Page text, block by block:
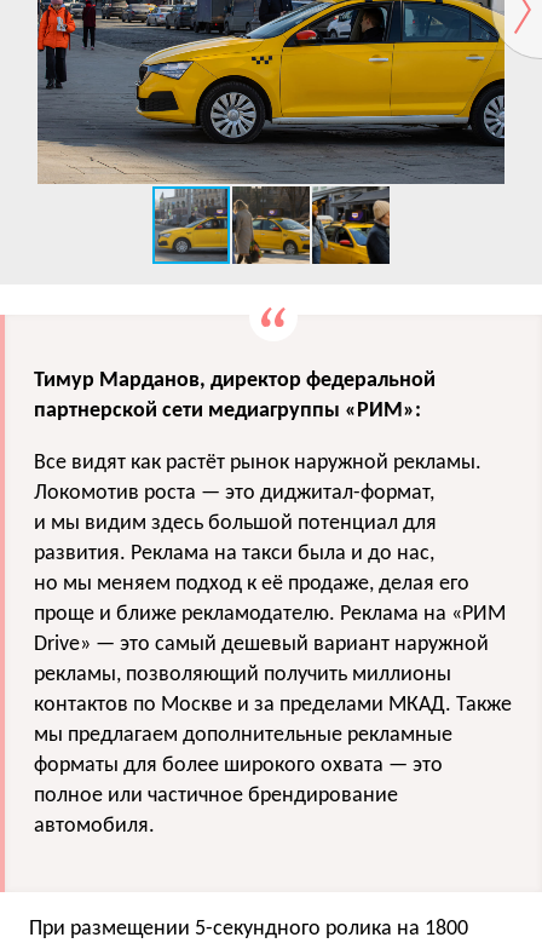
Тимур Марданов, директор федеральной
партнерской сети медиагруппы «РИМ»:
Все видят как растёт рынок наружной рекламы.
Локомотив роста — это диджитал-формат,
и мы видим здесь большой потенциал для
развития. Реклама на такси была и до нас,
но мы меняем подход к её продаже, делая его
проще и ближе рекламодателю. Реклама на «РИМ
Drive» — это самый дешевый вариант наружной
рекламы, позволяющий получить миллионы
контактов по Москве и за пределами МКАД. Также
мы предлагаем дополнительные рекламные
форматы для более широкого охвата — это
полное или частичное брендирование
автомобиля.
При размещении 5-секундного ролика на 1800